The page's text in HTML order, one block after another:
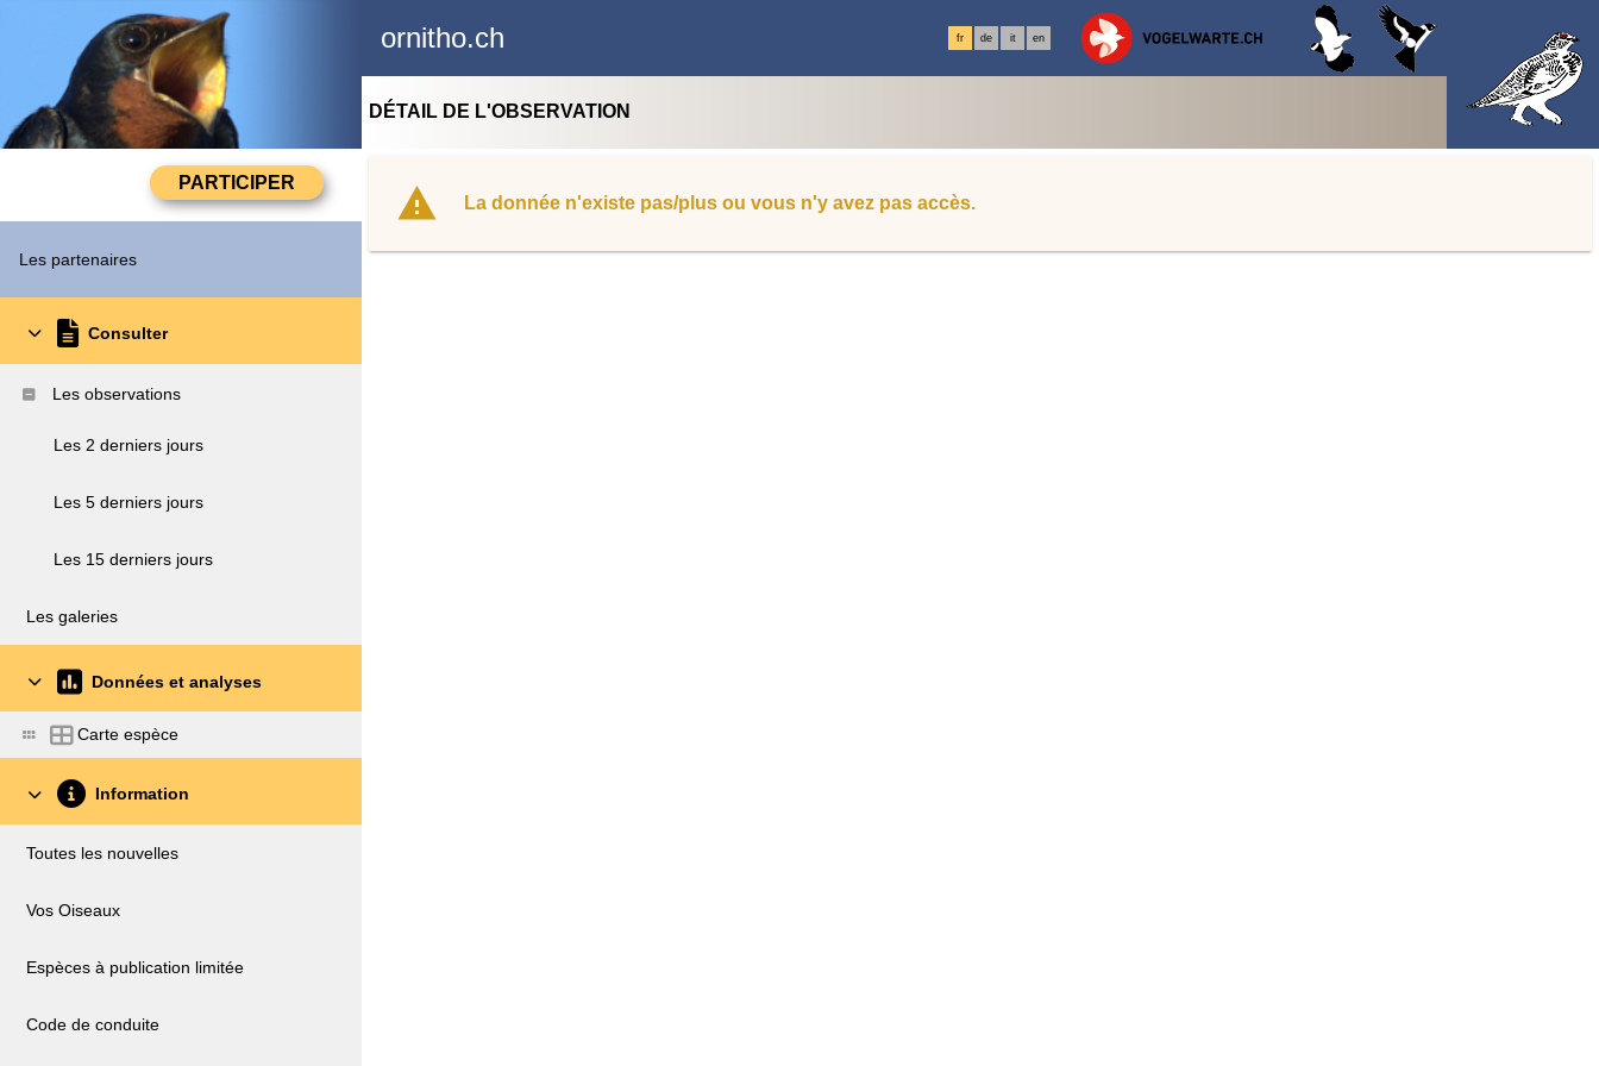
ornitho.ch fr de it en
Les partenaires
Consulter
Les observations
Les 2 derniers jours
Les 5 derniers jours
Les 15 derniers jours
Les galeries
Données et analyses
Carte espèce
Information
Toutes les nouvelles
Vos Oiseaux
Espèces à publication limitée
Code de conduite
DÉTAIL DE L'OBSERVATION
La donnée n'existe pas/plus ou vous n'y avez pas accès.